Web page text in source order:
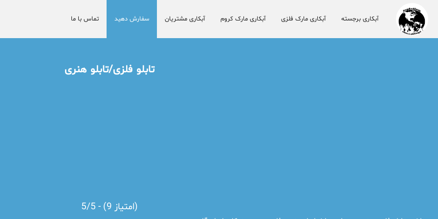
آبکاری برجسته آبکاری مارک فلزی آبکاری مارک کروم آبکاری مشتریان سفارش دهید تماس با ما
تابلو فلزی/تابلو هنری
5/5 - (9 امتیاز)